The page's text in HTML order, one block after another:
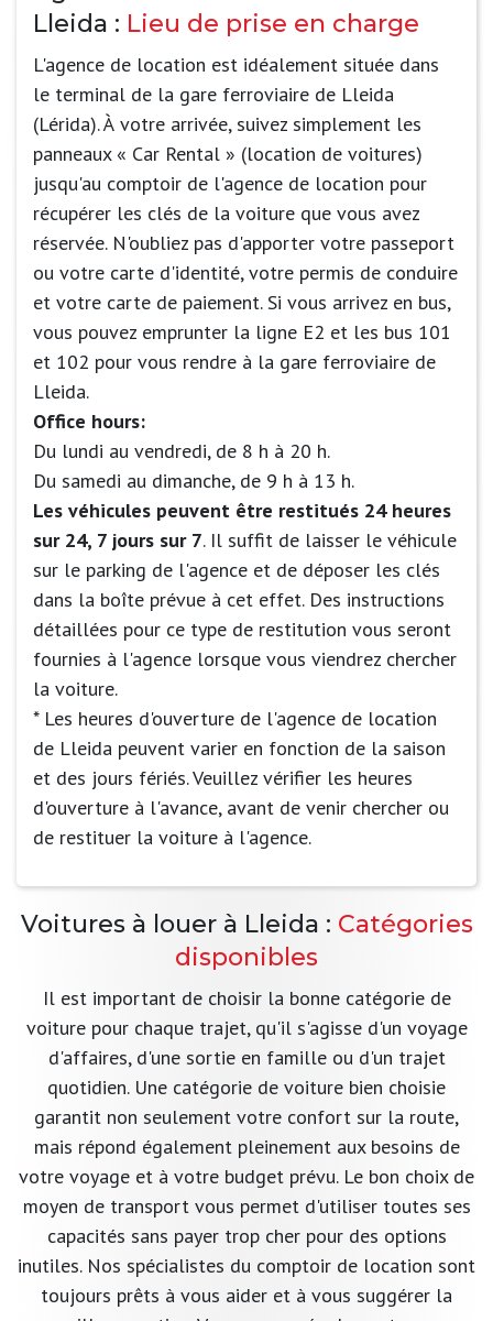
Lleida : Lieu de prise en charge
L'agence de location est idéalement située dans
le terminal de la gare ferroviaire de Lleida
(Lérida). À votre arrivée, suivez simplement les
panneaux « Car Rental » (location de voitures)
jusqu'au comptoir de l'agence de location pour
récupérer les clés de la voiture que vous avez
réservée. N'oubliez pas d'apporter votre passeport
ou votre carte d'identité, votre permis de conduire
et votre carte de paiement. Si vous arrivez en bus,
vous pouvez emprunter la ligne E2 et les bus 101
et 102 pour vous rendre à la gare ferroviaire de
Lleida.
Office hours:
Du lundi au vendredi, de 8 h à 20 h.
Du samedi au dimanche, de 9 h à 13 h.
Les véhicules peuvent être restitués 24 heures
sur 24, 7 jours sur 7. Il suffit de laisser le véhicule
sur le parking de l'agence et de déposer les clés
dans la boîte prévue à cet effet. Des instructions
détaillées pour ce type de restitution vous seront
fournies à l'agence lorsque vous viendrez chercher
la voiture.
* Les heures d'ouverture de l'agence de location
de Lleida peuvent varier en fonction de la saison
et des jours fériés. Veuillez vérifier les heures
d'ouverture à l'avance, avant de venir chercher ou
de restituer la voiture à l'agence.
Voitures à louer à Lleida : Catégories
disponibles
Il est important de choisir la bonne catégorie de
voiture pour chaque trajet, qu'il s'agisse d'un voyage
d'affaires, d'une sortie en famille ou d'un trajet
quotidien. Une catégorie de voiture bien choisie
garantit non seulement votre confort sur la route,
mais répond également pleinement aux besoins de
votre voyage et à votre budget prévu. Le bon choix de
moyen de transport vous permet d'utiliser toutes ses
capacités sans payer trop cher pour des options
inutiles. Nos spécialistes du comptoir de location sont
toujours prêts à vous aider et à vous suggérer la